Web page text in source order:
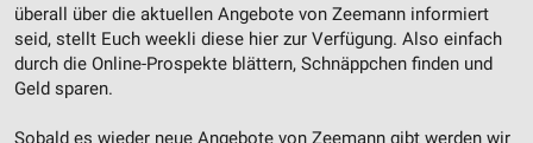
überall über die aktuellen Angebote von Zeemann informiert
seid, stellt Euch weekli diese hier zur Verfügung. Also einfach
durch die Online-Prospekte blättern, Schnäppchen finden und
Geld sparen.
Sobald es wieder neue Angebote von Zeemann gibt werden wir